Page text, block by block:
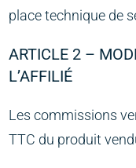
place technique de
ARTICLE 2 –
L’AFFILIÉ
Les commissions
TTC du produit